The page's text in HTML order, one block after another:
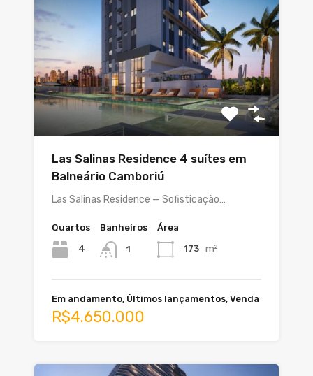
Las Salinas Residence 4 suítes em
Balneário Camboriú
Las Salinas Residence — Sofisticação…
Quartos
4
Banheiros
1
Área
173 m²
Em andamento, Últimos lançamentos, Venda
R$4.650.000